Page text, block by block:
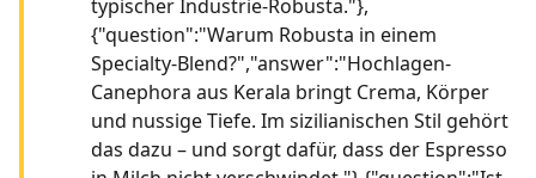
typischer Industrie-Robusta."},
{"question":"Warum Robusta in einem
Specialty-Blend?","answer":"Hochlagen-
Canephora aus Kerala bringt Crema, Körper
und nussige Tiefe. Im sizilianischen Stil gehört
das dazu – und sorgt dafür, dass der Espresso